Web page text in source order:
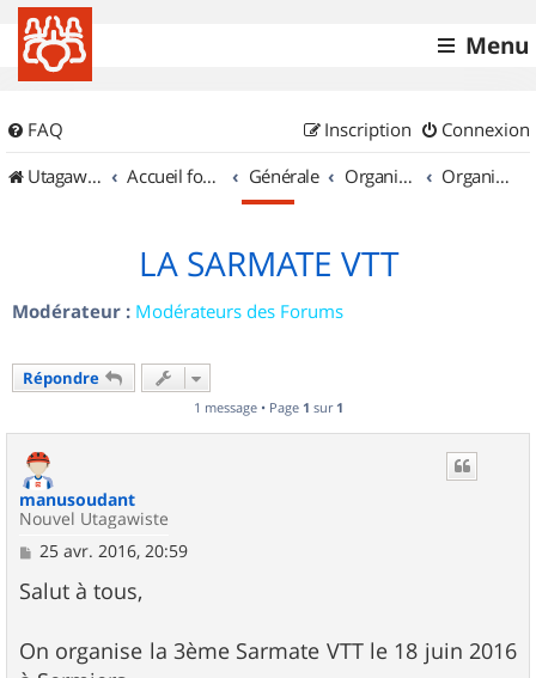
Menu
FAQ Connexion
Inscription
UtagawaVTT (Randos VTT et VTTAE avec traces GPS)
Accueil forum Générale Organisation de sorties & Recherche de partenaires Organisation de sorties en région Champagne Ardenne
LA SARMATE VTT
Modérateur : Modérateurs des Forums
Répondre
1 message • Page 1 sur 1
manusoudant
Nouvel Utagawiste
M
s
s
g
e
25 avr. 2016, 20:59
Salut à tous,
On organise la 3ème Sarmate VTT le 18 juin 2016